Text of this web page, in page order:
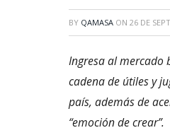
BY QAMASA ON 26 DE
Ingresa al mercado
cadena de útiles y
país, además de
“emoción de crear”.